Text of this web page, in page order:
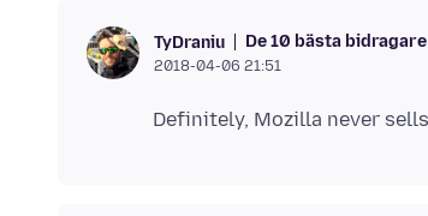
TyDraniu De 10 bästa bidragare
2018-04-06 21:51